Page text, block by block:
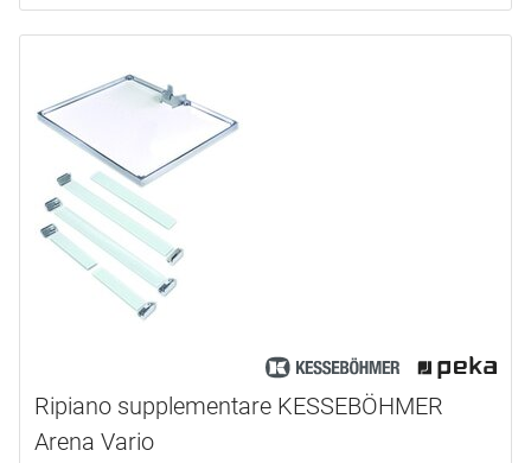
Ripiano supplementare KESSEBÖHMER
Arena Vario